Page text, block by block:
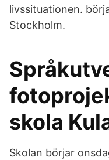
livssituationen.
Stockholm.
skola
Skolan börjar